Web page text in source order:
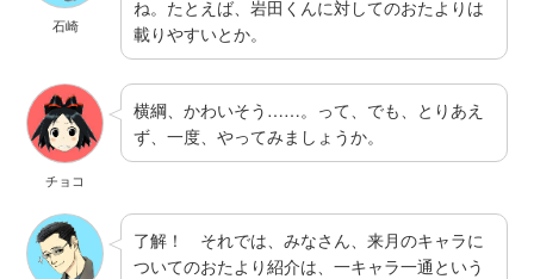
石崎
ね。たとえば、岩田くんに対してのおたよりは
載りやすいとか。
チョコ
横綱、かわいそう……。って、でも、とりあえ
ず、一度、やってみましょうか。
了解！ それでは、みなさん、来月のキャラに
ついてのおたより紹介は、一キャラ一通という